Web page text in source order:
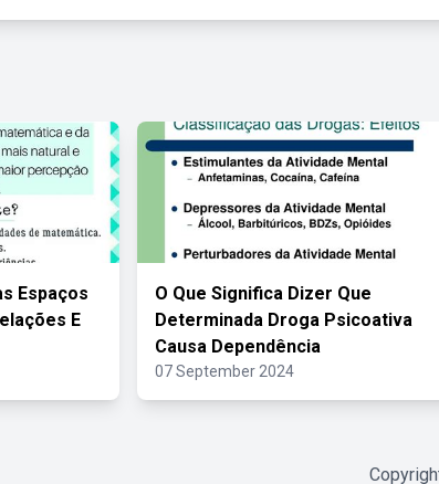
Espaços
E
O Que Significa Dizer Que
Determinada Droga Psicoativa
Causa Dependência
07 September 2024